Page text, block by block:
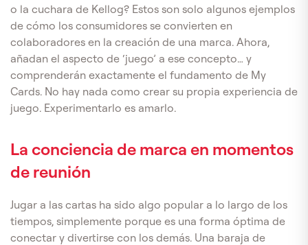
o la cuchara de Kellog? Estos son solo algunos ejemplos
de cómo los consumidores se convierten en
colaboradores en la creación de una marca. Ahora,
añadan el aspecto de ‘juego’ a ese concepto… y
comprenderán exactamente el fundamento de My
Cards. No hay nada como crear su propia experiencia de
juego. Experimentarlo es amarlo.
La conciencia de marca en momentos
de reunión
Jugar a las cartas ha sido algo popular a lo largo de los
tiempos, simplemente porque es una forma óptima de
conectar y divertirse con los demás. Una baraja de